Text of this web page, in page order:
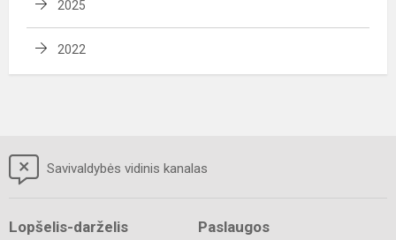
2025
2022
Savivaldybės vidinis kanalas
Lopšelis-darželis Paslaugos